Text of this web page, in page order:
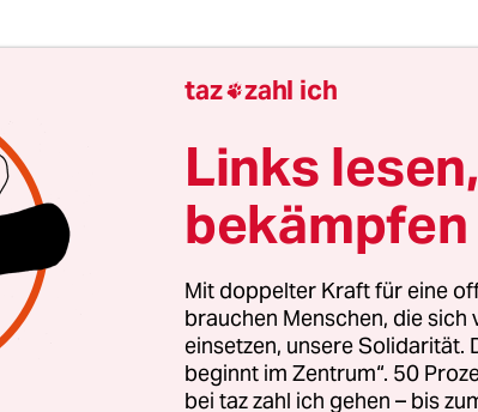
Wird die Geldpolitik in den USA jetzt
Welt? Und: Gibt es das eigentlich,
stellten sich am Mittwoch, dem Tag an
mit Janet Yellen die erste Frau in der
US-Notenbank Fed als Chefin
in der ganzen Welt.
die Fed mit ihrer superlaxen
auf dem gesamten Globus.
Monat mit 85 Milliarden Dollar zu
taz zahl ich
Links
bekämpfen
Mit doppelter Kraft für eine
brauchen Menschen, die
einsetzen, unsere Solidarität.
beginnt im Zentrum“. 50
bei taz zahl ich gehen – bis